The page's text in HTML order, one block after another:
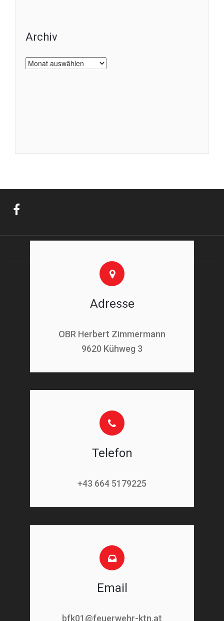
Archiv
Archiv
Adresse
OBR Herbert Zimmermann
9620 Kühweg 3
Telefon
+43 664 5179225
Email
bfk01@feuerwehr-ktn.at